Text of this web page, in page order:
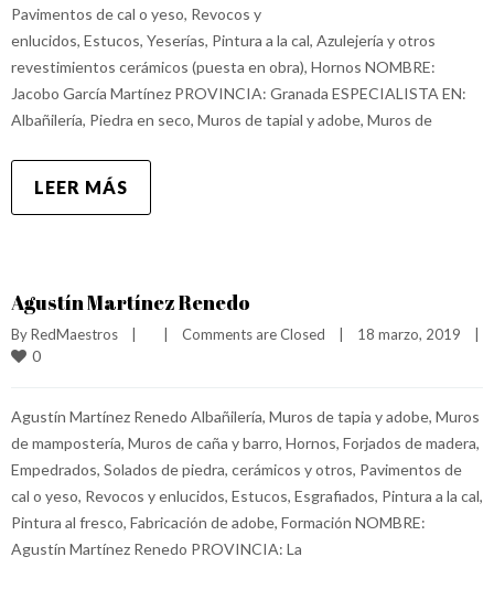
Pavimentos de cal o yeso, Revocos y
enlucidos, Estucos, Yeserías, Pintura a la cal, Azulejería y otros
revestimientos cerámicos (puesta en obra), Hornos NOMBRE:
Jacobo García Martínez PROVINCIA: Granada ESPECIALISTA EN:
Albañilería, Piedra en seco, Muros de tapial y adobe, Muros de
LEER MÁS
Agustín Martínez Renedo
By RedMaestros Comments are Closed 18 marzo, 2019
0
Agustín Martínez Renedo Albañilería, Muros de tapia y adobe, Muros
de mampostería, Muros de caña y barro, Hornos, Forjados de madera,
Empedrados, Solados de piedra, cerámicos y otros, Pavimentos de
cal o yeso, Revocos y enlucidos, Estucos, Esgrafiados, Pintura a la cal,
Pintura al fresco, Fabricación de adobe, Formación NOMBRE:
Agustín Martínez Renedo PROVINCIA: La